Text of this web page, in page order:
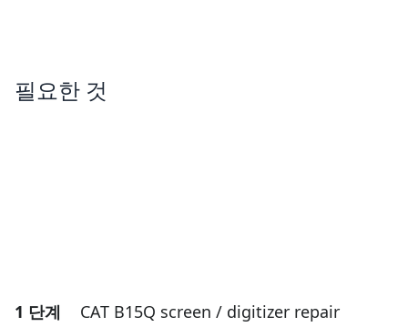
필요한 것
1 단계 CAT B15Q screen / digitizer repair